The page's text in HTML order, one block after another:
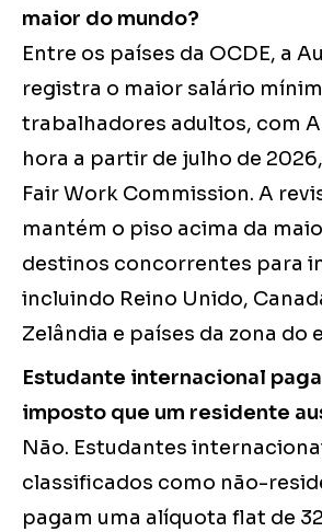
maior do mundo?
Entre os países da OCDE, a
registra o maior salário
trabalhadores adultos, com
hora a partir de julho de
Fair Work Commission. A
mantém o piso acima da
destinos concorrentes para
incluindo Reino Unido,
Zelândia e países da zona do
Estudante internacional
imposto que um residente
Não. Estudantes
classificados como não-
pagam uma alíquota flat de